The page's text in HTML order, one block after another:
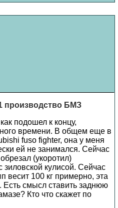
производство БМЗ
подошел к концу,
времени. В общем еще в
fuso fighter, она у меня
ей не занимался. Сейчас
(укоротил)
кулисой. Сейчас
весит 100 кг примерно, эта
Есть смысл ставить заднюю
Кто что скажет по